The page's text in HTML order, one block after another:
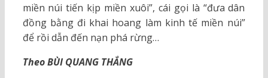
miền núi tiến kịp miền xuôi”, cái gọi là “đưa dân
đồng bằng đi khai hoang làm kinh tế miền núi”
để rồi dẫn đến nạn phá rừng…
Theo BÙI QUANG THẮNG